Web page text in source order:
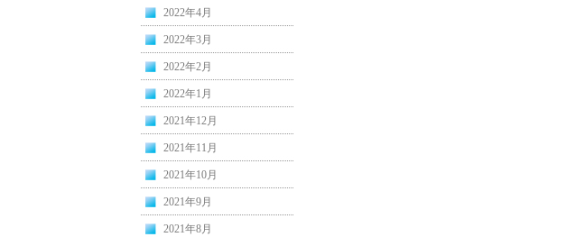
2022年4月
2022年3月
2022年2月
2022年1月
2021年12月
2021年11月
2021年10月
2021年9月
2021年8月